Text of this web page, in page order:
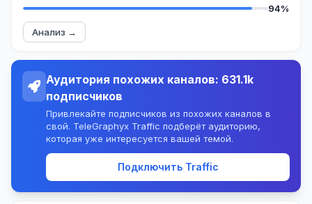
94%
Анализ →
Аудитория похожих каналов: 631.1k
подписчиков
Привлекайте подписчиков из похожих каналов в
свой. TeleGraphyx Traffic подберёт аудиторию,
которая уже интересуется вашей темой.
Подключить Traffic